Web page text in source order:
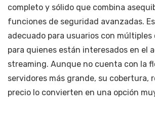
completo y sólido que combina
funciones de seguridad avanzadas.
adecuado para usuarios con
para quienes están interesados en el
streaming. Aunque no cuenta con la
servidores más grande, su cobertura,
precio lo convierten en una opción